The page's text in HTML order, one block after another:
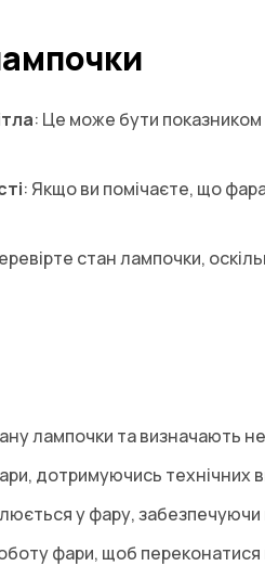
: Це може бути показником
: Якщо ви помічаєте, що
стан лампочки,
лампочки та визначають
дотримуючись технічних
у фару,
фари, щоб